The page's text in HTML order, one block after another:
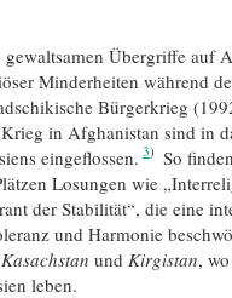
Übergriffe auf
Minderheiten während
Bürgerkrieg
in Afghanistan sind in
eingeflossen. 3
So
Losungen wie
der Stabilität“, die eine
und Harmonie
Kasachstan und Kirgistan,
leben.